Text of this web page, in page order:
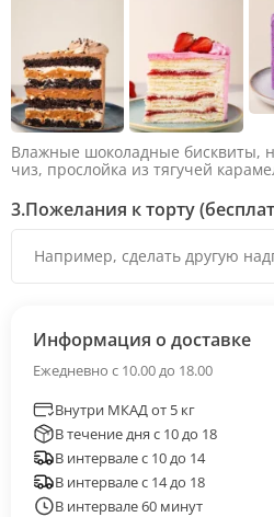
Влажные шоколадные бисквиты,
чиз, прослойка из тягучей
яркий вкус шоколада и тягучей
оставляя ни единого шанса
3.Пожелания к торту
Информация о доставке
Ежедневно с 10.00 до 18.00
Внутри МКАД от 5 кг
В течение дня с 10 до 18
В интервале с 10 до 14
В интервале с 14 до 18
В интервале 60 минут